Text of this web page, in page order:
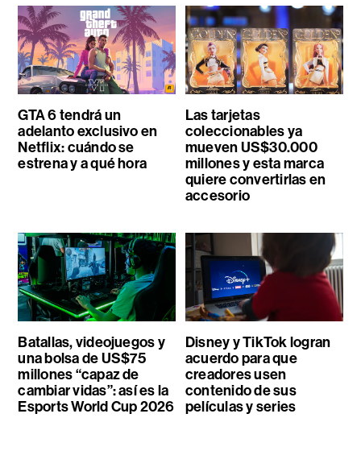
GTA 6 tendrá un
adelanto exclusivo en
Netflix: cuándo se
estrena y a qué hora
Las tarjetas
coleccionables ya
mueven US$30.000
millones y esta marca
quiere convertirlas en
accesorio
Batallas, videojuegos y
una bolsa de US$75
millones “capaz de
cambiar vidas”: así es la
Esports World Cup 2026
Disney y TikTok logran
acuerdo para que
creadores usen
contenido de sus
películas y series